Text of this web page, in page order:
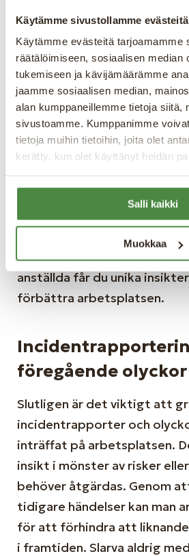
Käytämme sivustollamme evästeitä
Käytämme evästeitä tarjoamamme
räätälöimiseen, sosiaalisen median
tukemiseen ja kävijämäärämme
jaamme sosiaalisen median,
alan kumppaneillemme tietoja siitä,
sivustoamme. Kumppanimme
tietoja muihin tietoihin, joita olet
kerätty, kun olet käyttänyt heidän
Salli kaikki
Muokkaa
Anställdas
feedback
En skyddsrond är en
involvera de anställda och ta
feedback och synpunkter.
Deras medverkan och
för att förbättra
säkerheten. Genom att
anställda får du unika
förbättra arbetsplatsen.
föregående olyckor
Slutligen är det viktigt att
incidentrapporter och
inträffat på arbetsplatsen.
insikt i mönster av risker
behöver åtgärdas. Genom
tidigare händelser kan man
för att förhindra att
i framtiden. Slarva aldrig